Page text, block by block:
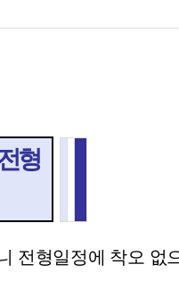
형
전형일정에 착오 없